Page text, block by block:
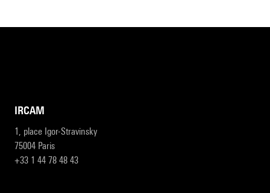
IRCAM
1, place Igor-Stravinsky
75004 Paris
+33 1 44 78 48 43